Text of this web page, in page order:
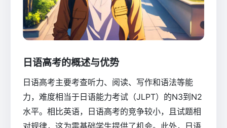
日语高考的概述与优势
日语高考主要考查听力、阅读、写作和语法等能
力，难度相当于日语能力考试（JLPT）的N3到N2
水平。相比英语，日语高考的竞争较小，且试题相
对规律，这为零基础学生提供了机会。此外，日语